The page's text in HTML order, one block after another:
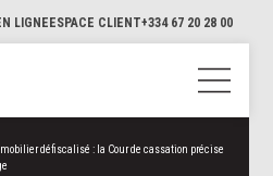
LIGNEESPACE CLIENT+334 67 20 28 00
défiscalisé : la Cour de cassation précise